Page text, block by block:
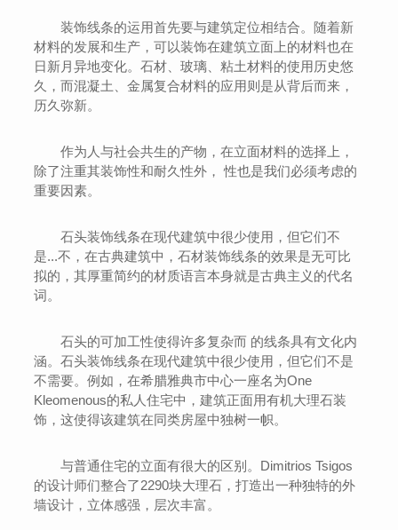
装饰线条的运用首先要与建筑定位相结合。随着新
材料的发展和生产，可以装饰在建筑立面上的材料也在
日新月异地变化。石材、玻璃、粘土材料的使用历史悠
久，而混凝土、金属复合材料的应用则是从背后而来，
历久弥新。
作为人与社会共生的产物，在立面材料的选择上，
除了注重其装饰性和耐久性外， 性也是我们必须考虑的
重要因素。
石头装饰线条在现代建筑中很少使用，但它们不
是...不，在古典建筑中，石材装饰线条的效果是无可比
拟的，其厚重简约的材质语言本身就是古典主义的代名
词。
石头的可加工性使得许多复杂而 的线条具有文化内
涵。石头装饰线条在现代建筑中很少使用，但它们不是
不需要。例如，在希腊雅典市中心一座名为One
Kleomenous的私人住宅中，建筑正面用有机大理石装
饰，这使得该建筑在同类房屋中独树一帜。
与普通住宅的立面有很大的区别。Dimitrios Tsigos
的设计师们整合了2290块大理石，打造出一种独特的外
墙设计，立体感强，层次丰富。